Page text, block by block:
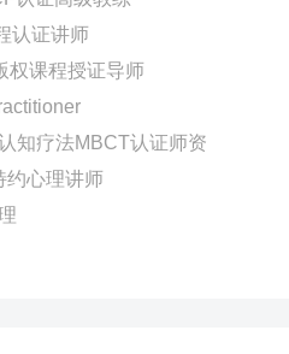
认证讲师
权课程授证导师
知疗法MBCT认证师资
约心理讲师